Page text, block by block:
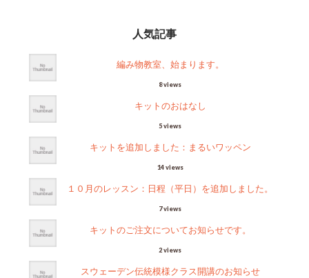
人気記事
編み物教室、始まります。
8 views
キットのおはなし
5 views
キットを追加しました：まるいワッペン
14 views
１０月のレッスン：日程（平日）を追加しました。
7 views
キットのご注文についてお知らせです。
2 views
スウェーデン伝統模様クラス開講のお知らせ